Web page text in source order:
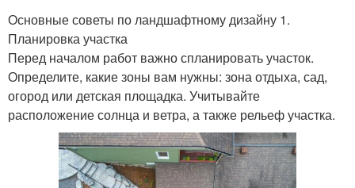
Основные советы по ландшафтному дизайну 1.
Планировка участка
Перед началом работ важно спланировать участок.
Определите, какие зоны вам нужны: зона отдыха, сад,
огород или детская площадка. Учитывайте
расположение солнца и ветра, а также рельеф участка.